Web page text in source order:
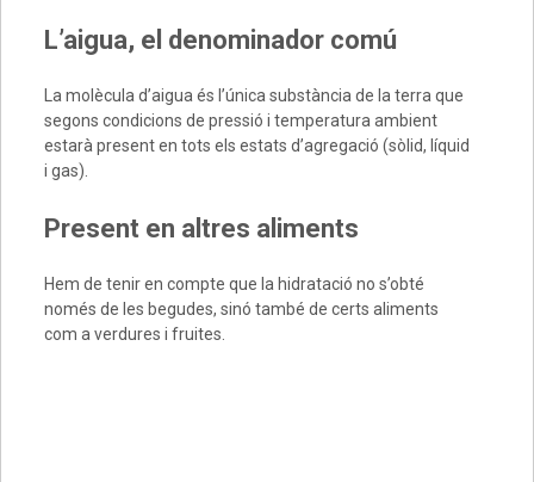
L’aigua, el denominador comú
La molècula d’aigua és l’única substància de la terra que
segons condicions de pressió i temperatura ambient
estarà present en tots els estats d’agregació (sòlid, líquid
i gas).
Present en altres aliments
Hem de tenir en compte que la hidratació no s’obté
només de les begudes, sinó també de certs aliments
com a verdures i fruites.